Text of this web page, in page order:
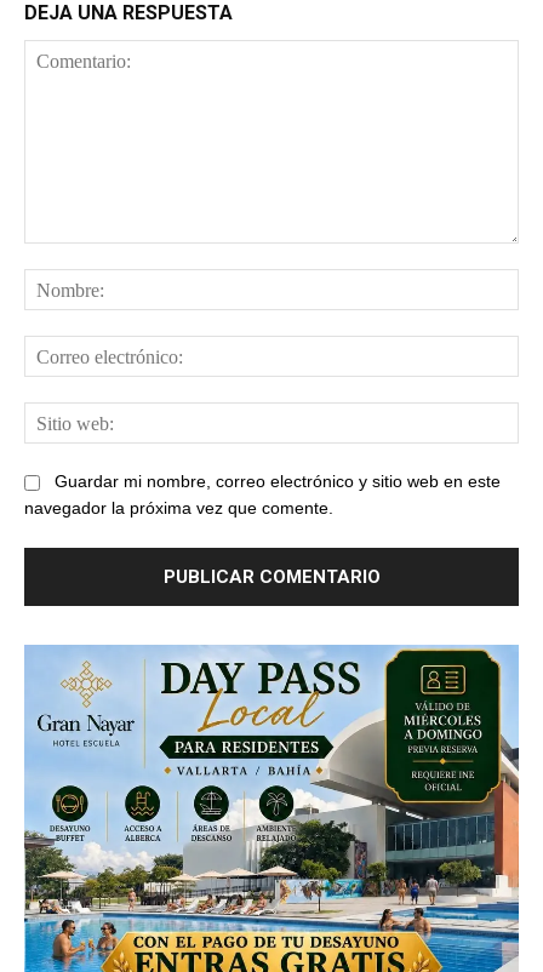
DEJA UNA RESPUESTA
Guardar mi nombre, correo electrónico y sitio web en este
navegador la próxima vez que comente.